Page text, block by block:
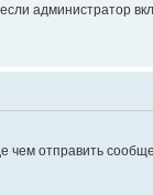
администратор
отправить